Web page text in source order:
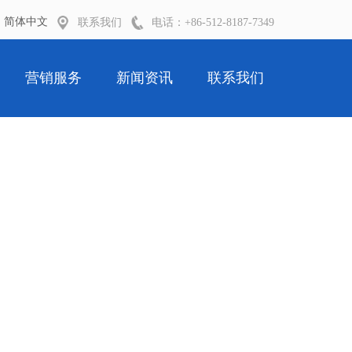
联系我们 电话：+86-512-8187-7349
简体中文
营销服务 新闻资讯 联系我们